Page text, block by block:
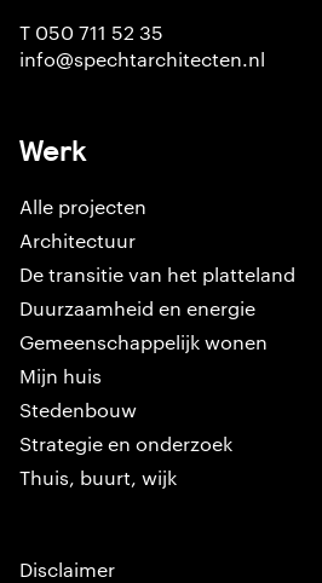
T 050 711 52 35
info@spechtarchitecten.nl
Werk
Alle projecten
Architectuur
De transitie van het platteland
Duurzaamheid en energie
Gemeenschappelijk wonen
Mijn huis
Stedenbouw
Strategie en onderzoek
Thuis, buurt, wijk
Disclaimer